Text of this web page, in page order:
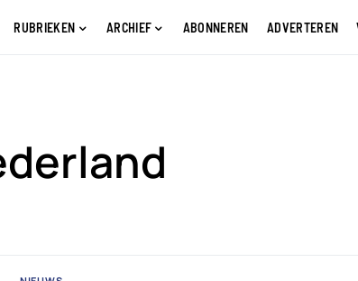
RUBRIEKEN ARCHIEF ABONNEREN ADVERTEREN